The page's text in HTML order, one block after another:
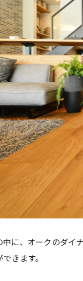
中に、オークのダイ
きます。